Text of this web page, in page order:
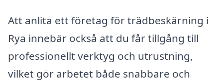
Att anlita ett företag för trädbeskärning i
Rya innebär också att du får tillgång till
professionellt verktyg och utrustning,
vilket gör arbetet både snabbare och